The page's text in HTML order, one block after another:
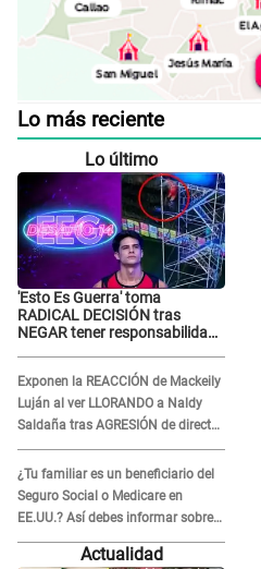
Lo más reciente
Lo último
'Esto Es Guerra' toma
RADICAL DECISIÓN tras
NEGAR tener responsabilidad
Exponen la REACCIÓN de Mackeily
Luján al ver LLORANDO a Naldy
Saldaña tras AGRESIÓN de director
de 'La Bella Luz': Esto hizo
¿Tu familiar es un beneficiario del
Seguro Social o Medicare en
EE.UU.? Así debes informar sobre
su muerte para EVITAR COBROS
Actualidad